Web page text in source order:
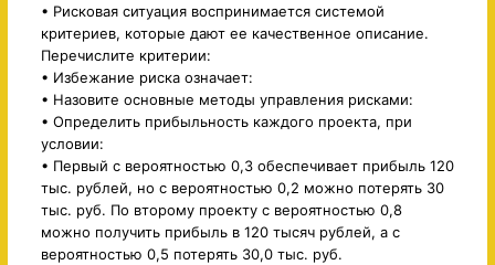
• Рисковая ситуация воспринимается системой
критериев, которые дают ее качественное описание.
Перечислите критерии:
• Избежание риска означает:
• Назовите основные методы управления рисками:
• Определить прибыльность каждого проекта, при
условии:
• Первый с вероятностью 0,3 обеспечивает прибыль 120
тыс. рублей, но с вероятностью 0,2 можно потерять 30
тыс. руб. По второму проекту с вероятностью 0,8
можно получить прибыль в 120 тысяч рублей, а с
вероятностью 0,5 потерять 30,0 тыс. руб.